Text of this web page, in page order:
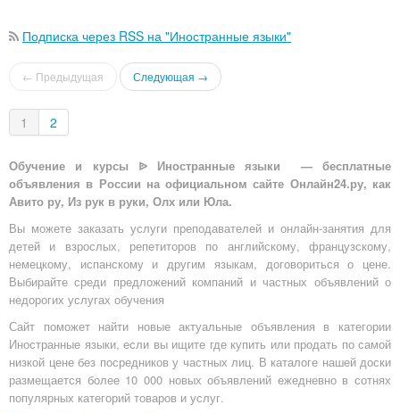
Подписка через RSS на "Иностранные языки"
← Предыдущая Следующая →
1 2
Обучение и курсы ᐉ Иностранные языки — бесплатные
объявления в России на официальном сайте Онлайн24.ру, как
Авито ру, Из рук в руки, Олх или Юла.
Вы можете заказать услуги преподавателей и онлайн-занятия для
детей и взрослых, репетиторов по английскому, французскому,
немецкому, испанскому и другим языкам, договориться о цене.
Выбирайте среди предложений компаний и частных объявлений о
недорогих услугах обучения
Сайт поможет найти новые актуальные объявления в категории
Иностранные языки, если вы ищите где купить или продать по самой
низкой цене без посредников у частных лиц. В каталоге нашей доски
размещается более 10 000 новых объявлений ежедневно в сотнях
популярных категорий товаров и услуг.